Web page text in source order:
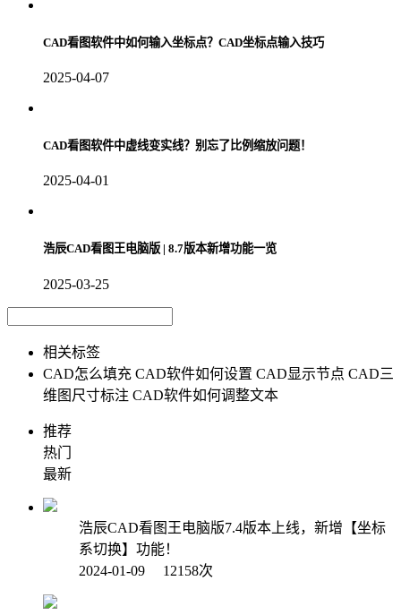
CAD看图软件中如何输入坐标点？CAD坐标点输入技巧
2025-04-07
CAD看图软件中虚线变实线？别忘了比例缩放问题！
2025-04-01
浩辰CAD看图王电脑版 | 8.7版本新增功能一览
2025-03-25
相关标签
CAD怎么填充 CAD软件如何设置 CAD显示节点 CAD三
维图尺寸标注 CAD软件如何调整文本
推荐
热门
最新
浩辰CAD看图王电脑版7.4版本上线，新增【坐标
系切换】功能！
2024-01-09 12158次